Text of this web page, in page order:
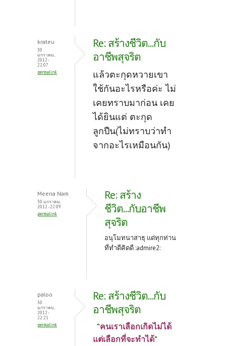
krateu
30
มกราคม,
2012 -
22:07
permalink
Re: สร้างชีวิต...กับ
อาชีพสุจริต
แล้วตะกุดหวายเขา
ใช้กันอะไรหรือค่ะ ไม่
เคยทราบมาก่อน เคย
ได้ยินแต่ ตะกุด
ลูกปืน(ไม่ทราบว่าทำ
จากอะไรเหมือนกัน)
Meena Nam
30 มกราคม,
2012 - 22:09
permalink
Re: สร้าง
ชีวิต...กับอาชีพ
สุจริต
อนุโมทนาสาธุ แด่ทุกท่าน
ที่ทำดีคิดดี :admire2:
paloo
30
มกราคม,
2012 -
22:21
permalink
Re: สร้างชีวิต...กับ
อาชีพสุจริต
"คนเราเลือกเกิดไม่ได้
แต่เลือกที่จะทำได้"